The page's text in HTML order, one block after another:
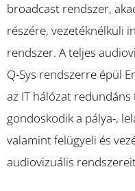
broadcast rendszer,
részére, vezetéknélküli
rendszer. A teljes
Q-Sys rendszerre épül
az IT hálózat redundáns
gondoskodik a pálya-,
valamint felügyeli és
audiovizuális